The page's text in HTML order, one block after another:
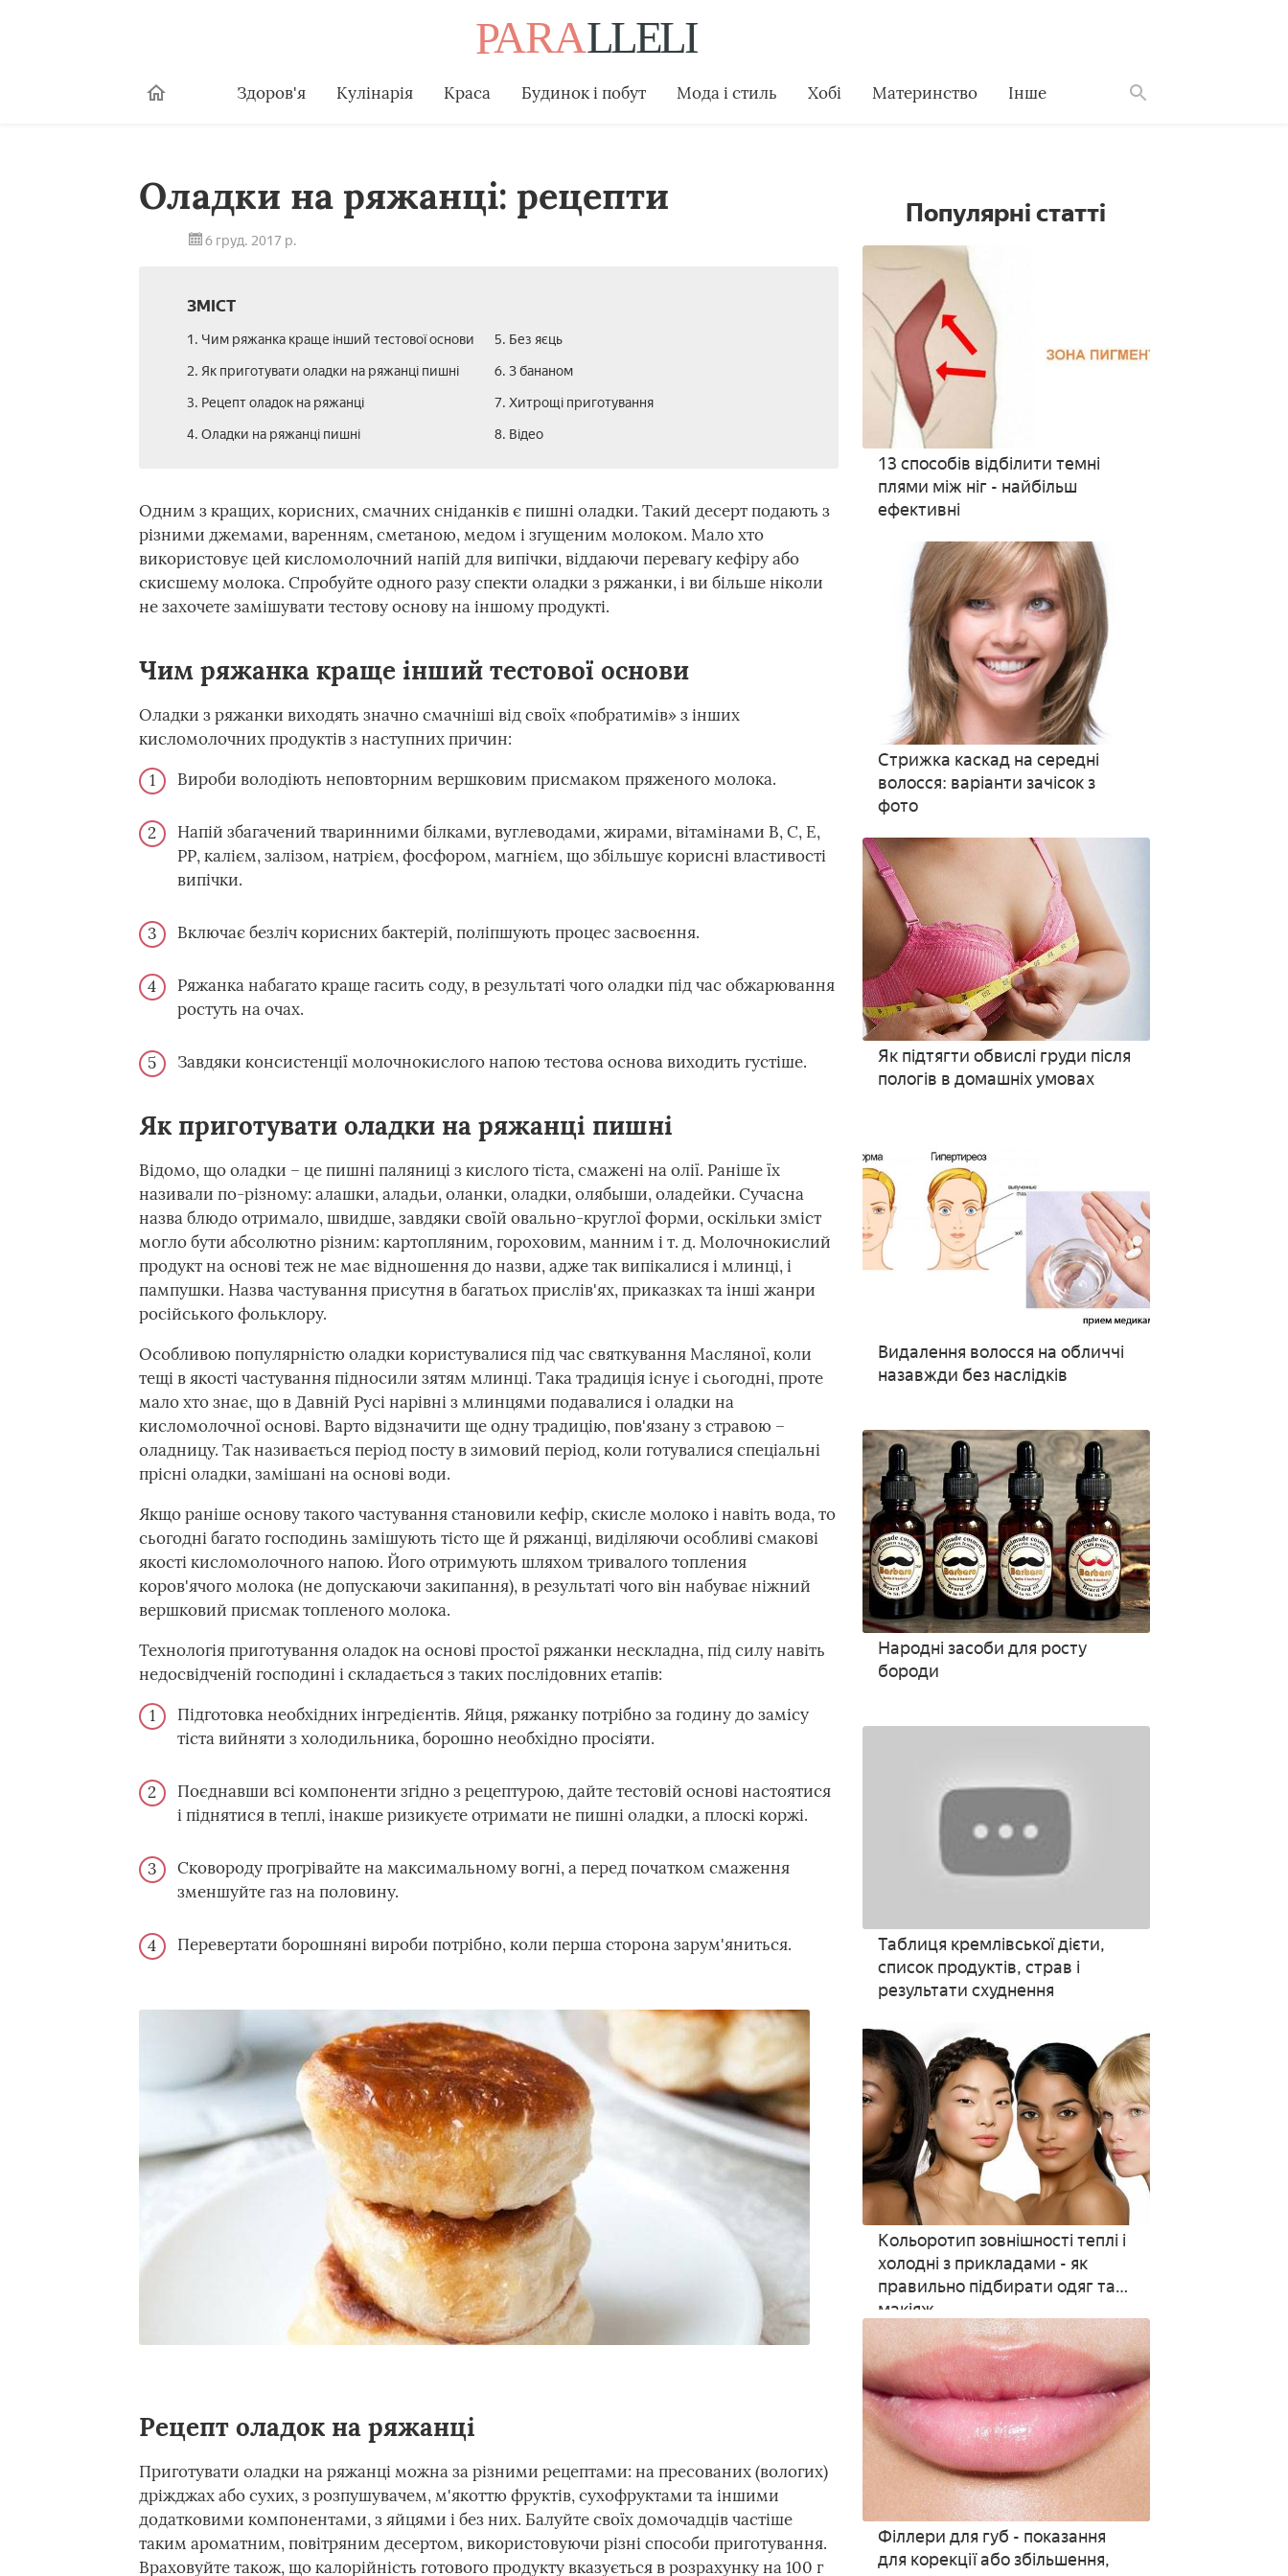
Здоров'я Кулінарія Краса Будинок і побут Мода і стиль Хобі Материнство Інше
Оладки на ряжанці: рецепти
6 груд. 2017 р.
ЗМІСТ
1. Чим ряжанка краще інший тестової основи
2. Як приготувати оладки на ряжанці пишні
3. Рецепт оладок на ряжанці
4. Оладки на ряжанці пишні
5. Без яєць
6. З бананом
7. Хитрощі приготування
8. Відео
Одним з кращих, корисних, смачних сніданків є пишні оладки. Такий десерт подають з
різними джемами, варенням, сметаною, медом і згущеним молоком. Мало хто
використовує цей кисломолочний напій для випічки, віддаючи перевагу кефіру або
скисшему молока. Спробуйте одного разу спекти оладки з ряжанки, і ви більше ніколи
не захочете замішувати тестову основу на іншому продукті.
Чим ряжанка краще інший тестової основи
Оладки з ряжанки виходять значно смачніші від своїх «побратимів» з інших
кисломолочних продуктів з наступних причин:
Вироби володіють неповторним вершковим присмаком пряженого молока.
Напій збагачений тваринними білками, вуглеводами, жирами, вітамінами В, С, Е,
РР, калієм, залізом, натрієм, фосфором, магнієм, що збільшує корисні властивості
випічки.
Включає безліч корисних бактерій, поліпшують процес засвоєння.
Ряжанка набагато краще гасить соду, в результаті чого оладки під час обжарювання
ростуть на очах.
Завдяки консистенції молочнокислого напою тестова основа виходить густіше.
Як приготувати оладки на ряжанці пишні
Відомо, що оладки – це пишні паляниці з кислого тіста, смажені на олії. Раніше їх
називали по-різному: алашки, аладьи, оланки, оладки, олябыши, оладейки. Сучасна
назва блюдо отримало, швидше, завдяки своїй овально-круглої форми, оскільки зміст
могло бути абсолютно різним: картопляним, гороховим, манним і т. д. Молочнокислий
продукт на основі теж не має відношення до назви, адже так випікалися і млинці, і
пампушки. Назва частування присутня в багатьох прислів'ях, приказках та інші жанри
російського фольклору.
Особливою популярністю оладки користувалися під час святкування Масляної, коли
тещі в якості частування підносили зятям млинці. Така традиція існує і сьогодні, проте
мало хто знає, що в Давній Русі нарівні з млинцями подавалися і оладки на
кисломолочної основі. Варто відзначити ще одну традицію, пов'язану з стравою –
оладницу. Так називається період посту в зимовий період, коли готувалися спеціальні
прісні оладки, замішані на основі води.
Якщо раніше основу такого частування становили кефір, скисле молоко і навіть вода, то
сьогодні багато господинь замішують тісто ще й ряжанці, виділяючи особливі смакові
якості кисломолочного напою. Його отримують шляхом тривалого топления
коров'ячого молока (не допускаючи закипання), в результаті чого він набуває ніжний
вершковий присмак топленого молока.
Технологія приготування оладок на основі простої ряжанки нескладна, під силу навіть
недосвідченій господині і складається з таких послідовних етапів:
Підготовка необхідних інгредієнтів. Яйця, ряжанку потрібно за годину до замісу
тіста вийняти з холодильника, борошно необхідно просіяти.
Поєднавши всі компоненти згідно з рецептурою, дайте тестовій основі настоятися
і піднятися в теплі, інакше ризикуєте отримати не пишні оладки, а плоскі коржі.
Сковороду прогрівайте на максимальному вогні, а перед початком смаження
зменшуйте газ на половину.
Перевертати борошняні вироби потрібно, коли перша сторона зарум'яниться.
Рецепт оладок на ряжанці
Приготувати оладки на ряжанці можна за різними рецептами: на пресованих (вологих)
дріжджах або сухих, з розпушувачем, м'якоттю фруктів, сухофруктами та іншими
додатковими компонентами, з яйцями і без них. Балуйте своїх домочадців частіше
таким ароматним, повітряним десертом, використовуючи різні способи приготування.
Враховуйте також, що калорійність готового продукту вказується в розрахунку на 100 г
Популярні статті
13 способів відбілити темні
плями між ніг - найбільш
ефективні
Стрижка каскад на середні
волосся: варіанти зачісок з
фото
Як підтягти обвислі груди після
пологів в домашніх умовах
Видалення волосся на обличчі
назавжди без наслідків
Народні засоби для росту
бороди
Таблиця кремлівської дієти,
список продуктів, страв і
результати схуднення
Кольоротип зовнішності теплі і
холодні з прикладами - як
правильно підбирати одяг та
макіяж
Філлери для губ - показання
для корекції або збільшення,